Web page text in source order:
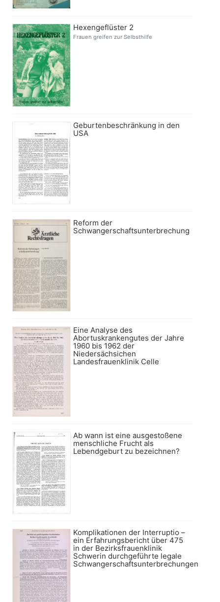
Hexengeflüster 2
Frauen greifen zur Selbsthilfe
Geburtenbeschränkung in den
USA
Reform der
Schwangerschaftsunterbrechung
Eine Analyse des
Abortuskrankengutes der Jahre
1960 bis 1962 der
Niedersächsichen
Landesfrauenklinik Celle
Ab wann ist eine ausgestoßene
menschliche Frucht als
Lebendgeburt zu bezeichnen?
Komplikationen der Interruptio –
ein Erfahrungsbericht über 475
in der Bezirksfrauenklinik
Schwerin durchgeführte legale
Schwangerschaftsunterbrechungen